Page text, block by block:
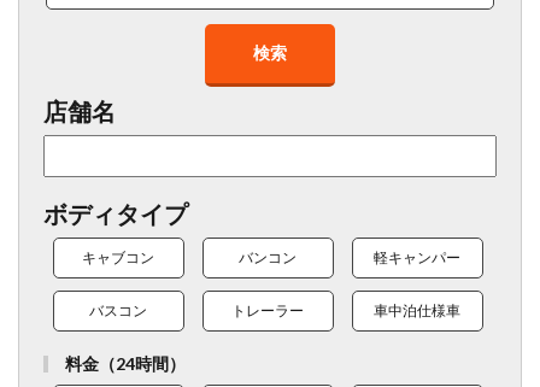
検索
店舗名
ボディタイプ
キャブコン バンコン 軽キャンパー
バスコン トレーラー 車中泊仕様車
料金（24時間）